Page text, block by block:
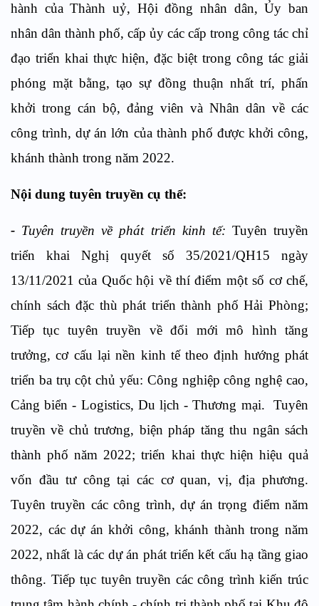
hành của Thành uỷ, Hội đồng nhân dân, Ủy ban
nhân dân thành phố, cấp ủy các cấp trong công tác chỉ
đạo triển khai thực hiện, đặc biệt trong công tác giải
phóng mặt bằng, tạo sự đồng thuận nhất trí, phấn
khởi trong cán bộ, đảng viên và Nhân dân về các
công trình, dự án lớn của thành phố được khởi công,
khánh thành trong năm 2022.
Nội dung tuyên truyền cụ thể:
- Tuyên truyền về phát triển kinh tế: Tuyên truyền
triển khai Nghị quyết số 35/2021/QH15 ngày
13/11/2021 của Quốc hội về thí điểm một số cơ chế,
chính sách đặc thù phát triển thành phố Hải Phòng;
Tiếp tục tuyên truyền về đổi mới mô hình tăng
trưởng, cơ cấu lại nền kinh tế theo định hướng phát
triển ba trụ cột chủ yếu: Công nghiệp công nghệ cao,
Cảng biển - Logistics, Du lịch - Thương mại. Tuyên
truyền về chủ trương, biện pháp tăng thu ngân sách
thành phố năm 2022; triển khai thực hiện hiệu quả
vốn đầu tư công tại các cơ quan, vị, địa phương.
Tuyên truyền các công trình, dự án trọng điểm năm
2022, các dự án khởi công, khánh thành trong năm
2022, nhất là các dự án phát triển kết cấu hạ tầng giao
thông. Tiếp tục tuyên truyền các công trình kiến trúc